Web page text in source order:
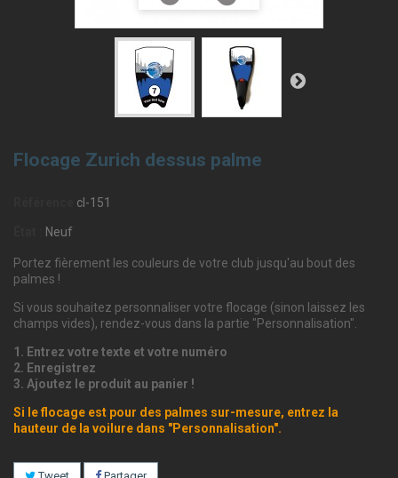
Flocage Zurich dessus palme
cl-151
Neuf
Portez fièrement les couleurs de votre club jusqu'au bout des
palmes !
Si vous souhaitez personnaliser votre flocage (sinon laissez les
champs vides), rendez-vous dans la partie "Personnalisation".
1. Entrez votre texte et votre numéro
2. Enregistrez
3. Ajoutez le produit au panier !
Si le flocage est pour des palmes sur-mesure, entrez la
hauteur de la voilure dans "Personnalisation".